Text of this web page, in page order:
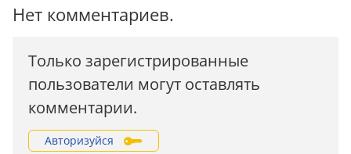
Нет комментариев.
Только зарегистрированные
пользователи могут оставлять
комментарии.
Авторизуйся